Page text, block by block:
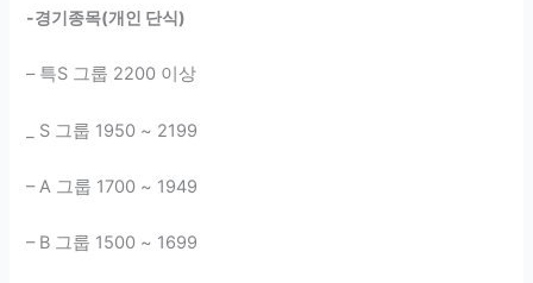
-경기종목(개인 단식)
– 특S 그룹 2200 이상
_ S 그룹 1950 ~ 2199
– A 그룹 1700 ~ 1949
– B 그룹 1500 ~ 1699